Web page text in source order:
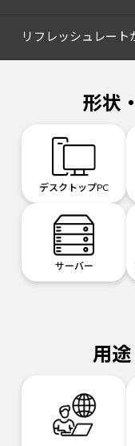
リフレッシュレート
形状
デスクトップPC
サーバー
用